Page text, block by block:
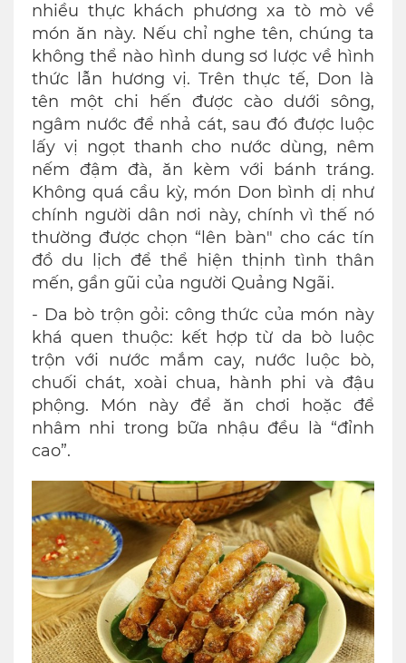
nhiều thực khách phương xa tò mò về
món ăn này. Nếu chỉ nghe tên, chúng ta
không thể nào hình dung sơ lược về hình
thức lẫn hương vị. Trên thực tế, Don là
tên một chi hến được cào dưới sông,
ngâm nước để nhả cát, sau đó được luộc
lấy vị ngọt thanh cho nước dùng, nêm
nếm đậm đà, ăn kèm với bánh tráng.
Không quá cầu kỳ, món Don bình dị như
chính người dân nơi này, chính vì thế nó
thường được chọn “lên bàn" cho các tín
đồ du lịch để thể hiện thịnh tình thân
mến, gần gũi của người Quảng Ngãi.
- Da bò trộn gỏi: công thức của món này
khá quen thuộc: kết hợp từ da bò luộc
trộn với nước mắm cay, nước luộc bò,
chuối chát, xoài chua, hành phi và đậu
phộng. Món này để ăn chơi hoặc để
nhâm nhi trong bữa nhậu đều là “đỉnh
cao”.